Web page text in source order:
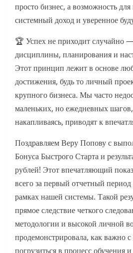
просто бизнес, а возможность
системный доход и уверенное
🏆 Успех не приходит случайно
дисциплины, планирования и
Этот принцип лежит в основе
достижения, будь то личный
крупного бизнеса. Мы часто
маленьких, но ежедневных
накапливаясь, приводят к
Поздравляем Веру Попову с
Бонуса Быстрого Старта и
рублей! Этот впечатляющий
всего за первый отчетный
рамках нашей системы. Такой
прямое следствие четкого
методологии и высокой личной
продемонстрировала, как важно с
погрузиться в процесс обучения